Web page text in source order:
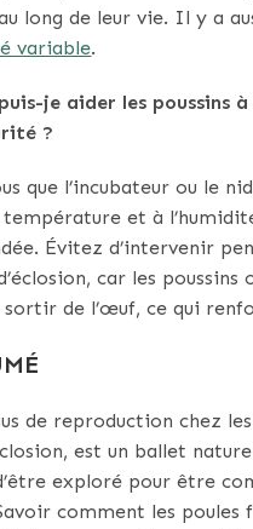
long de leur vie. Il y a
variable.
je aider les poussins à
?
que l’incubateur ou le
et à
Évitez d’intervenir
car les poussins
de l’œuf, ce qui
de reproduction chez
est un ballet
exploré pour être
comment les poules